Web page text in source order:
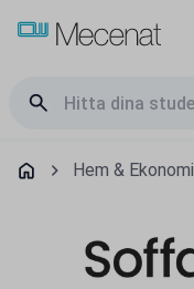
Hem & Ekonomi